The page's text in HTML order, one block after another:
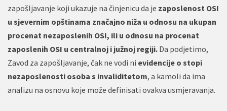
zapošljavanje koji ukazuje na činjenicu da je zaposlenost OSI
u sjevernim opštinama značajno niža u odnosu na ukupan
procenat nezaposlenih OSI, ili u odnosu na procenat
zaposlenih OSI u centralnoj i južnoj regiji. Da podjetimo,
Zavod za zapošljavanje, čak ne vodi ni evidencije o stopi
nezaposlenosti osoba s invaliditetom, a kamoli da ima
analizu na osnovu koje može definisati ovakva usmjeravanja.